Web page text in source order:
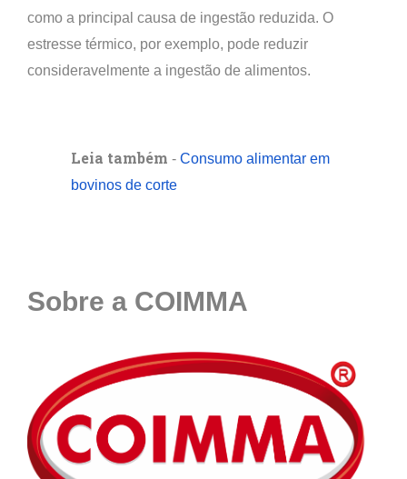
como a principal causa de ingestão reduzida. O
estresse térmico, por exemplo, pode reduzir
consideravelmente a ingestão de alimentos.
Leia também - Consumo alimentar em
bovinos de corte
Sobre a COIMMA